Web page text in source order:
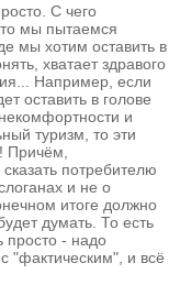
С чего
мы пытаемся
мы хотим оставить в
хватает здравого
Например, если
оставить в голове
и
туризм, то эти
Причём,
потребителю
и не о
итоге должно
думать. То есть
просто - надо
"фактическим", и всё